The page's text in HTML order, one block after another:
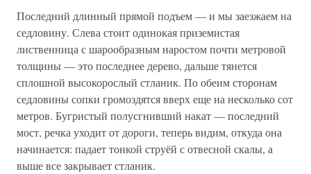
Последний длинный прямой подъем — и мы заезжаем на
седловину. Слева стоит одинокая приземистая
лиственница с шарообразным наростом почти метровой
толщины — это последнее дерево, дальше тянется
сплошной высокорослый стланик. По обеим сторонам
седловины сопки громоздятся вверх еще на несколько сот
метров. Бугристый полусгнивший накат — последний
мост, речка уходит от дороги, теперь видим, откуда она
начинается: падает тонкой струёй с отвесной скалы, а
выше все закрывает стланик.